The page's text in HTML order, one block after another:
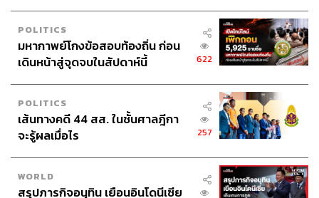
POLITICS
มหากาพย์โกงข้อสอบท้องถิ่น ก่อน
เดินหน้าสู่จุดจบในสัปดาห์นี้
622
POLITICS
เส้นทางคดี 44 สส. ในชั้นศาลฎีกา
จะรู้ผลเมื่อไร
257
WORLD
สรุปภารกิจอนุทิน เยือนอินโดนีเซีย